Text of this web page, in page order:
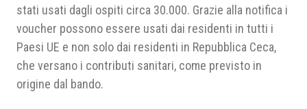
stati usati dagli ospiti circa 30.000. Grazie alla notifica i
voucher possono essere usati dai residenti in tutti i
Paesi UE e non solo dai residenti in Repubblica Ceca,
che versano i contributi sanitari, come previsto in
origine dal bando.